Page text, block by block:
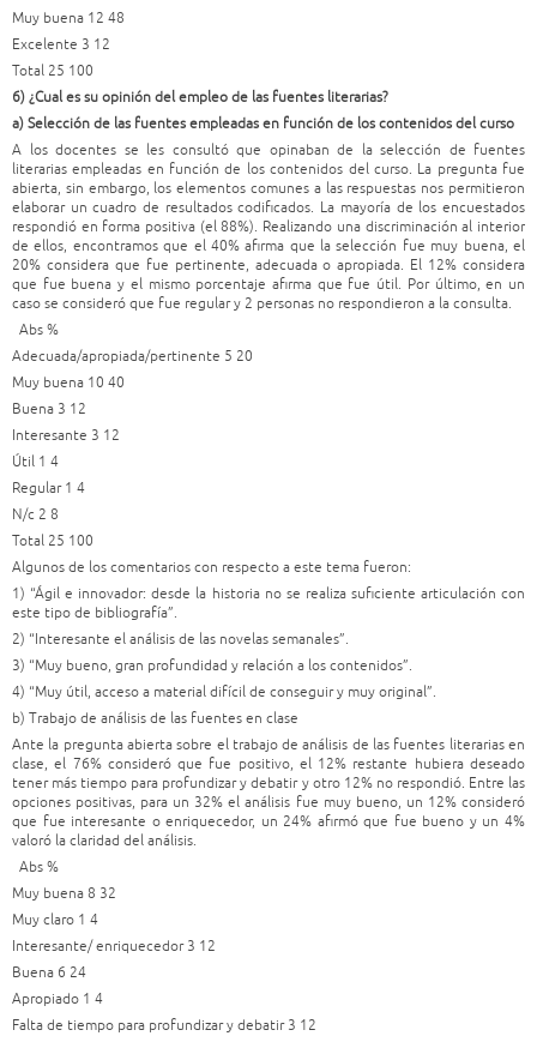
Muy buena 12 48
Excelente 3 12
Total 25 100
6) ¿Cual es su opinión del empleo de las fuentes literarias?
a) Selección de las fuentes empleadas en función de los contenidos del curso
A los docentes se les consultó que opinaban de la selección de fuentes
literarias empleadas en función de los contenidos del curso. La pregunta fue
abierta, sin embargo, los elementos comunes a las respuestas nos permitieron
elaborar un cuadro de resultados codificados. La mayoría de los encuestados
respondió en forma positiva (el 88%). Realizando una discriminación al interior
de ellos, encontramos que el 40% afirma que la selección fue muy buena, el
20% considera que fue pertinente, adecuada o apropiada. El 12% considera
que fue buena y el mismo porcentaje afirma que fue útil. Por último, en un
caso se consideró que fue regular y 2 personas no respondieron a la consulta.
Abs %
Adecuada/apropiada/pertinente 5 20
Muy buena 10 40
Buena 3 12
Interesante 3 12
Útil 1 4
Regular 1 4
N/c 2 8
Total 25 100
Algunos de los comentarios con respecto a este tema fueron:
1) “Ágil e innovador: desde la historia no se realiza suficiente articulación con
este tipo de bibliografía”.
2) “Interesante el análisis de las novelas semanales”.
3) “Muy bueno, gran profundidad y relación a los contenidos”.
4) “Muy útil, acceso a material difícil de conseguir y muy original”.
b) Trabajo de análisis de las fuentes en clase
Ante la pregunta abierta sobre el trabajo de análisis de las fuentes literarias en
clase, el 76% consideró que fue positivo, el 12% restante hubiera deseado
tener más tiempo para profundizar y debatir y otro 12% no respondió. Entre las
opciones positivas, para un 32% el análisis fue muy bueno, un 12% consideró
que fue interesante o enriquecedor, un 24% afirmó que fue bueno y un 4%
valoró la claridad del análisis.
Abs %
Muy buena 8 32
Muy claro 1 4
Interesante/ enriquecedor 3 12
Buena 6 24
Apropiado 1 4
Falta de tiempo para profundizar y debatir 3 12